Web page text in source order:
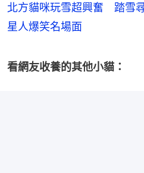
北方貓咪玩雪超興奮 踏雪
星人爆笑名場面
看網友收養的其他小貓：